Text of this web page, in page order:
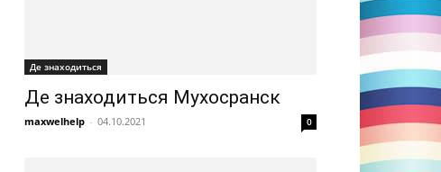
Де знаходиться
Де знаходиться Мухосранск
maxwelhelp - 04.10.2021 0